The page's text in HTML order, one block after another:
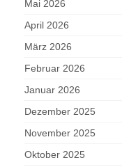
Mai 2026
April 2026
März 2026
Februar 2026
Januar 2026
Dezember 2025
November 2025
Oktober 2025